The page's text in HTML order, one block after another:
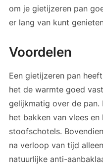
om je gietijzeren pan
er lang van kunt
Voordelen
Een gietijzeren pan
het de warmte goed
gelijkmatig over de
het bakken van vlees
stoofschotels.
na verloop van tijd
natuurlijke anti-